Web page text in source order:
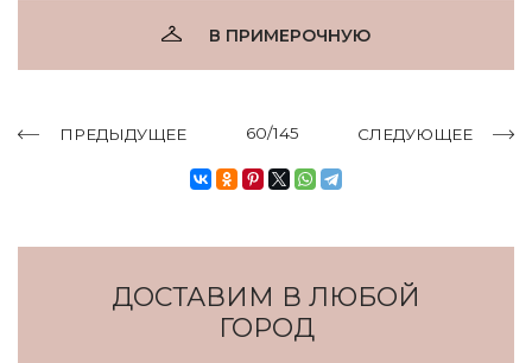
В ПРИМЕРОЧНУЮ
ПРЕДЫДУЩЕЕ 60/145 СЛЕДУЮЩЕЕ
ДОСТАВИМ В ЛЮБОЙ
ГОРОД